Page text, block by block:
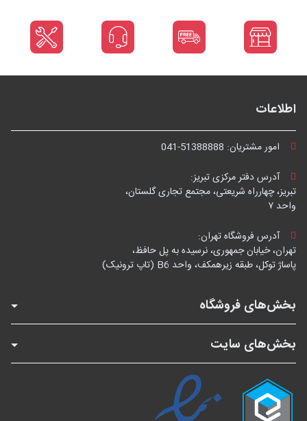
اطلاعات
امور مشتریان: 041-51388888
آدرس دفتر مرکزی تبریز:
تبریز، چهارراه شریعتی، مجتمع تجاری گلستان،
واحد ۷
آدرس فروشگاه تهران:
تهران، خیابان جمهوری، نرسیده به پل حافظ،
پاساژ توکل، طبقه زیرهمکف، واحد B6 (تاپ ترونیک)
بخش‌های فروشگاه
بخش‌های سایت